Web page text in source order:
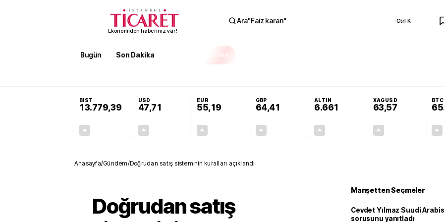
Ekonomiden haberiniz var!
Ara"Faiz kararı" Ctrl K
Bugün Son Dakika EKSTRA
BIST
13.779,39
USD
47,71
EUR
55,19
GBP
64,41
ALTIN
6.661
XAGUSD
63,57
BTC
Anasayfa/Gündem/Doğrudan satış sisteminin kuralları açıklandı
Doğrudan satış
Manşetten Seçmeler
Cevdet Yılmaz Suudi
sorusunu yanıtladı